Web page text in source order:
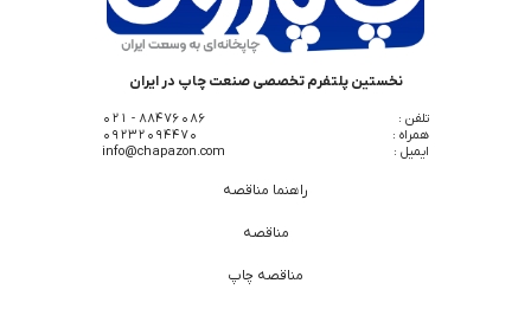
نخستین پلتفرم تخصصی صنعت چاپ در ایران
تلفن :
88476086 - 021
همراه :
09232094470
ایمیل :
info@chapazon.com
راهنما مناقصه
مناقصه
مناقصه چاپ